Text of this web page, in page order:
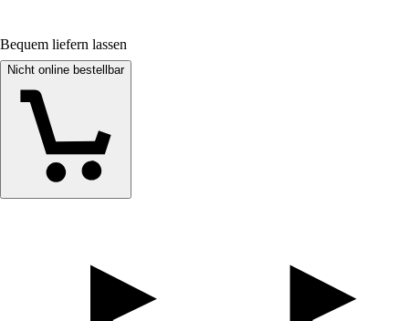
Bequem liefern lassen
Nicht online bestellbar